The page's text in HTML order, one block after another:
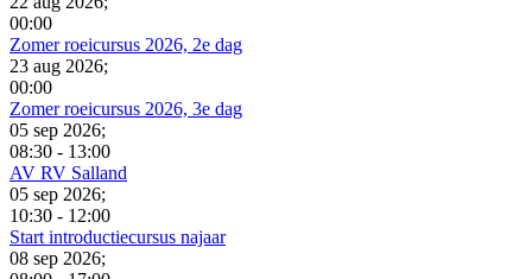
00:00
Zomer roeicursus 2026, 2e dag
23 aug 2026;
00:00
Zomer roeicursus 2026, 3e dag
05 sep 2026;
08:30 - 13:00
AV RV Salland
05 sep 2026;
10:30 - 12:00
Start introductiecursus najaar
08 sep 2026;